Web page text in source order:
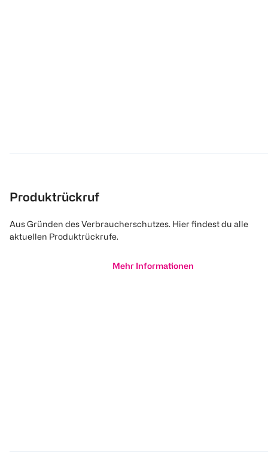
Produktrückruf
Aus Gründen des Verbraucherschutzes. Hier findest du alle
aktuellen Produktrückrufe.
Mehr Informationen